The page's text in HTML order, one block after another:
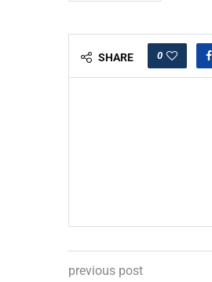
SHARE 0
previous post